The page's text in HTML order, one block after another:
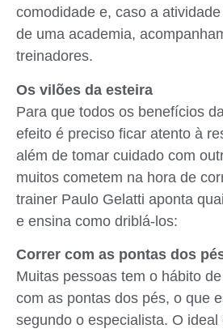
comodidade e, caso a
de uma academia,
treinadores.
Os vilões da esteira
Para que todos os benefícios
efeito é preciso ficar atento à
além de tomar cuidado com
muitos cometem na hora de
trainer Paulo Gelatti aponta
e ensina como driblá-los:
Correr com as pontas dos
Muitas pessoas tem o hábito
com as pontas dos pés, o que
segundo o especialista. O